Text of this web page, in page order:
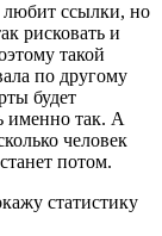
любит ссылки, но
рисковать и
такой
по другому
будет
именно так. А
человек
потом.
статистику